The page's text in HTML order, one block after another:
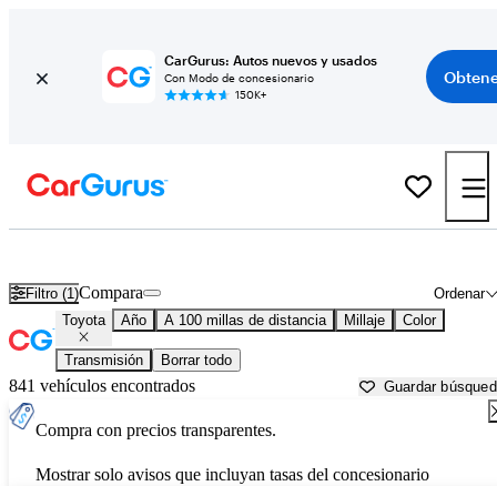
CarGurus: Autos nuevos y usados
Con Modo de concesionario
150K+
Filtro (1) Ordenar
Compara
Toyota Año A 100 millas de distancia Millaje Color
Transmisión Borrar todo
841 vehículos encontrados Guardar
Compra con precios transparentes.
Mostrar solo avisos que incluyan tasas del concesionario